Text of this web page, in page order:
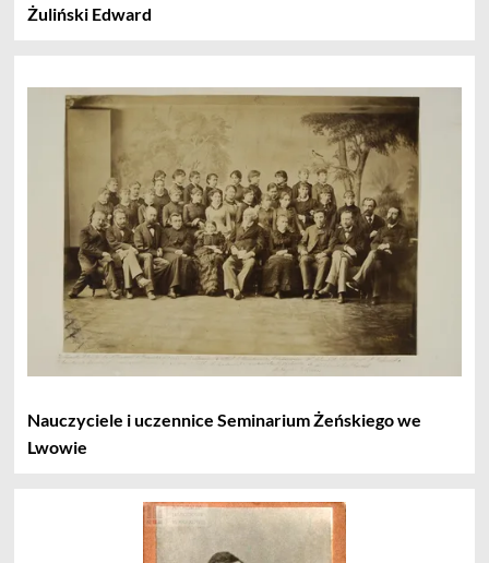
Żuliński Edward
Nauczyciele i uczennice Seminarium Żeńskiego we
Lwowie